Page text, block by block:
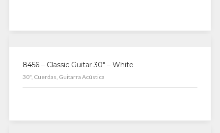
8456 – Classic Guitar 30″ – White
30", Cuerdas, Guitarra Acústica